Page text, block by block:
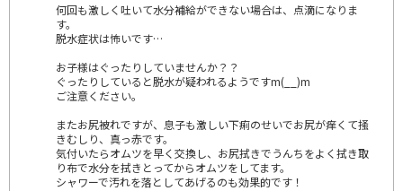
何回も激しく吐いて水分補給ができない場合は、点滴になりま
す。
脱水症状は怖いです…
お子様はぐったりしていませんか？？
ぐったりしていると脱水が疑われるようですm(__)m
ご注意ください。
またお尻被れですが、息子も激しい下痢のせいでお尻が痒くて掻
きむしり、真っ赤です。
気付いたらオムツを早く交換し、お尻拭きでうんちをよく拭き取
り布で水分を拭きとってからオムツをしてます。
シャワーで汚れを落としてあげるのも効果的です！